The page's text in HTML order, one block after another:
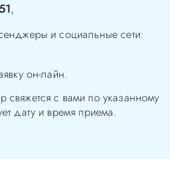
,
и социальные сети:
он-лайн.
свяжется с вами по указанному
дату и время приема.